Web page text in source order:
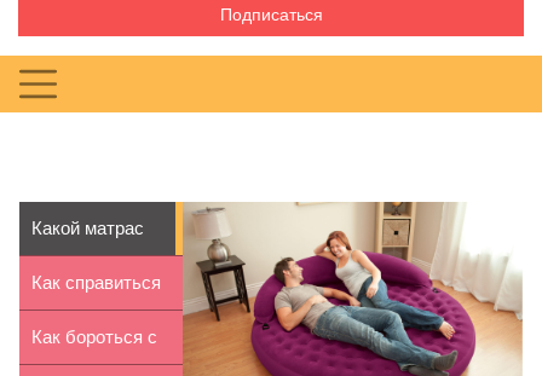
Подписаться
Какой матрас
лучше: «Intex»
или...
Как справиться
с тошнотой при
Как бороться с